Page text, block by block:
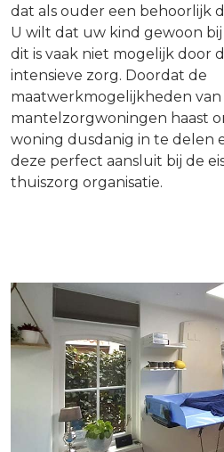
dat als ouder een behoorlijk
U wilt dat uw kind gewoon
dit is vaak niet mogelijk door
intensieve zorg. Doordat de
maatwerkmogelijkheden van
mantelzorgwoningen haast
woning dusdanig in te delen
deze perfect aansluit bij de
thuiszorg organisatie.